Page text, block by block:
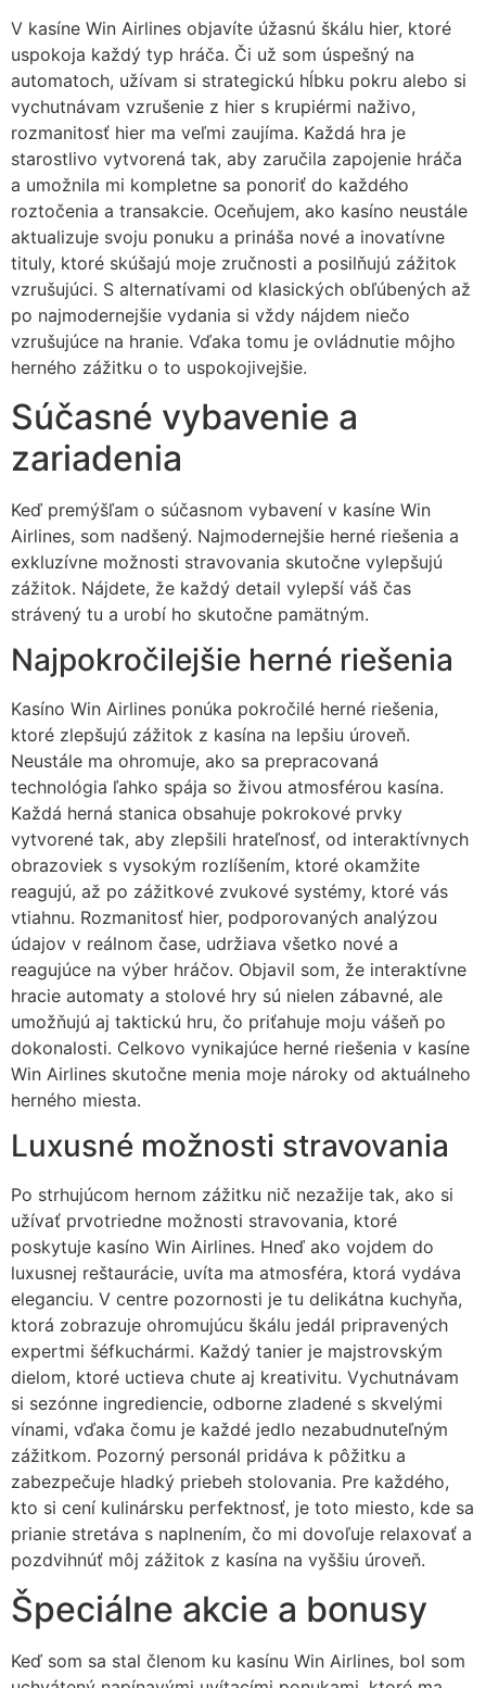
V kasíne Win Airlines objavíte úžasnú škálu hier, ktoré
uspokoja každý typ hráča. Či už som úspešný na
automatoch, užívam si strategickú hĺbku pokru alebo si
vychutnávam vzrušenie z hier s krupiérmi naživo,
rozmanitosť hier ma veľmi zaujíma. Každá hra je
starostlivo vytvorená tak, aby zaručila zapojenie hráča
a umožnila mi kompletne sa ponoriť do každého
roztočenia a transakcie. Oceňujem, ako kasíno neustále
aktualizuje svoju ponuku a prináša nové a inovatívne
tituly, ktoré skúšajú moje zručnosti a posilňujú zážitok
vzrušujúci. S alternatívami od klasických obľúbených až
po najmodernejšie vydania si vždy nájdem niečo
vzrušujúce na hranie. Vďaka tomu je ovládnutie môjho
herného zážitku o to uspokojivejšie.
Súčasné vybavenie a
zariadenia
Keď premýšľam o súčasnom vybavení v kasíne Win
Airlines, som nadšený. Najmodernejšie herné riešenia a
exkluzívne možnosti stravovania skutočne vylepšujú
zážitok. Nájdete, že každý detail vylepší váš čas
strávený tu a urobí ho skutočne pamätným.
Najpokročilejšie herné riešenia
Kasíno Win Airlines ponúka pokročilé herné riešenia,
ktoré zlepšujú zážitok z kasína na lepšiu úroveň.
Neustále ma ohromuje, ako sa prepracovaná
technológia ľahko spája so živou atmosférou kasína.
Každá herná stanica obsahuje pokrokové prvky
vytvorené tak, aby zlepšili hrateľnosť, od interaktívnych
obrazoviek s vysokým rozlíšením, ktoré okamžite
reagujú, až po zážitkové zvukové systémy, ktoré vás
vtiahnu. Rozmanitosť hier, podporovaných analýzou
údajov v reálnom čase, udržiava všetko nové a
reagujúce na výber hráčov. Objavil som, že interaktívne
hracie automaty a stolové hry sú nielen zábavné, ale
umožňujú aj taktickú hru, čo priťahuje moju vášeň po
dokonalosti. Celkovo vynikajúce herné riešenia v kasíne
Win Airlines skutočne menia moje nároky od aktuálneho
herného miesta.
Luxusné možnosti stravovania
Po strhujúcom hernom zážitku nič nezažije tak, ako si
užívať prvotriedne možnosti stravovania, ktoré
poskytuje kasíno Win Airlines. Hneď ako vojdem do
luxusnej reštaurácie, uvíta ma atmosféra, ktorá vydáva
eleganciu. V centre pozornosti je tu delikátna kuchyňa,
ktorá zobrazuje ohromujúcu škálu jedál pripravených
expertmi šéfkuchármi. Každý tanier je majstrovským
dielom, ktoré uctieva chute aj kreativitu. Vychutnávam
si sezónne ingrediencie, odborne zladené s skvelými
vínami, vďaka čomu je každé jedlo nezabudnuteľným
zážitkom. Pozorný personál pridáva k pôžitku a
zabezpečuje hladký priebeh stolovania. Pre každého,
kto si cení kulinársku perfektnosť, je toto miesto, kde sa
prianie stretáva s naplnením, čo mi dovoľuje relaxovať a
pozdvihnúť môj zážitok z kasína na vyššiu úroveň.
Špeciálne akcie a bonusy
Keď som sa stal členom ku kasínu Win Airlines, bol som